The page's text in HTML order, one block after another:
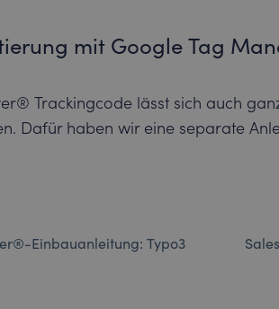
mit Google Tag
Trackingcode lässt sich auch
Dafür haben wir eine separate
Einbauanleitung: Typo3